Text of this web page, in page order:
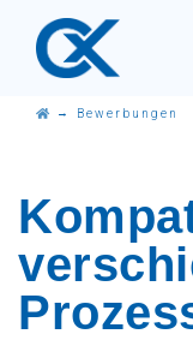
→ Bewerbungen